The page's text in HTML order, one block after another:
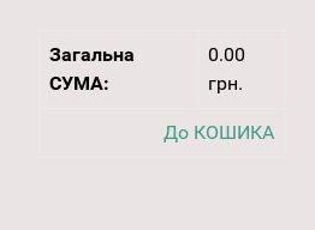
Загальна
СУМА:
0.00
грн.
До КОШИКА